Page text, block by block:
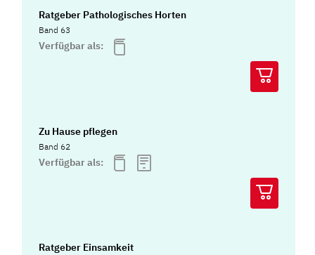
Ratgeber Pathologisches Horten
Band 63
Verfügbar als:
Zu Hause pflegen
Band 62
Verfügbar als:
Ratgeber Einsamkeit